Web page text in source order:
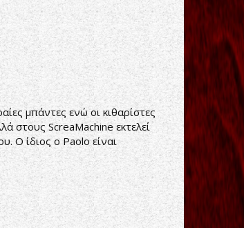
μπάντες ενώ οι κιθαρίστες
στους ScreaMachine εκτελεί
Ο ίδιος ο Paolo είναι